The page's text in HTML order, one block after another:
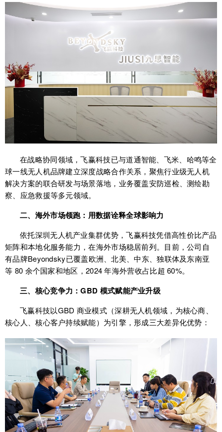
在战略协同领域，飞赢科技已与道通智能、飞米、哈鸣等全
球一线无人机品牌建立深度战略合作关系，聚焦行业级无人机
解决方案的联合研发与场景落地，业务覆盖安防巡检、测绘勘
察、应急救援等多元领域。
二、海外市场领跑：用数据诠释全球影响力
依托深圳无人机产业集群优势，飞赢科技凭借高性价比产品
矩阵和本地化服务能力，在海外市场稳居前列。目前，公司自
有品牌Beyondsky已覆盖欧洲、北美、中东、独联体及东南亚
等 80 余个国家和地区，2024 年海外营收占比超 60%。
三、核心竞争力：GBD 模式赋能产业升级
飞赢科技以GBD 商业模式（深耕无人机领域，为核心商、
核心人、核心客户持续赋能）为引擎，形成三大差异化优势：